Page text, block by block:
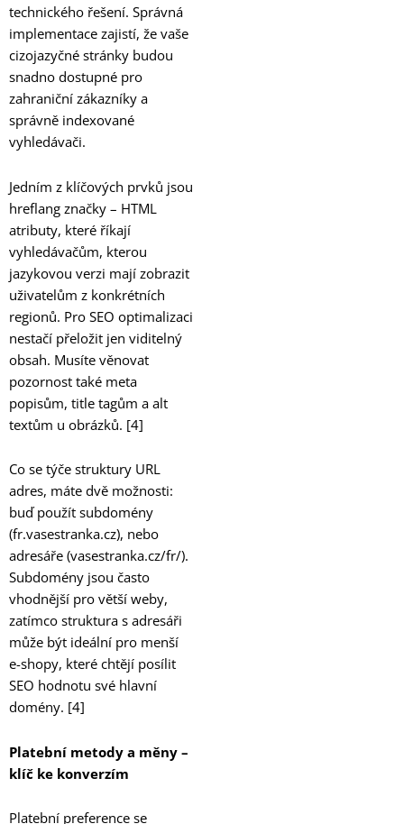
technického řešení. Správná
implementace zajistí, že vaše
cizojazyčné stránky budou
snadno dostupné pro
zahraniční zákazníky a
správně indexované
vyhledávači.
Jedním z klíčových prvků jsou
hreflang značky – HTML
atributy, které říkají
vyhledávačům, kterou
jazykovou verzi mají zobrazit
uživatelům z konkrétních
regionů. Pro SEO optimalizaci
nestačí přeložit jen viditelný
obsah. Musíte věnovat
pozornost také meta
popisům, title tagům a alt
textům u obrázků. [4]
Co se týče struktury URL
adres, máte dvě možnosti:
buď použít subdomény
(fr.vasestranka.cz), nebo
adresáře (vasestranka.cz/fr/).
Subdomény jsou často
vhodnější pro větší weby,
zatímco struktura s adresáři
může být ideální pro menší
e-shopy, které chtějí posílit
SEO hodnotu své hlavní
domény. [4]
Platební metody a měny –
klíč ke konverzím
Platební preference se